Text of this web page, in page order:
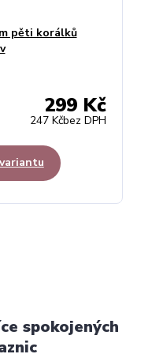
pěti korálků
299 Kč
247 Kčbez DPH
spokojených